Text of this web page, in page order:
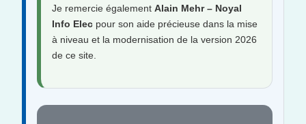
Je remercie égalementAlain Mehr – Noyal
Info Elec pour son aide précieuse dans la mise
à niveau et la modernisation de la version 2026
de ce site.